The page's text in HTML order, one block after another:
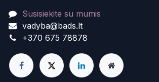
Susisiekite su mumis
vadyba@bads.lt
+370 675 78878